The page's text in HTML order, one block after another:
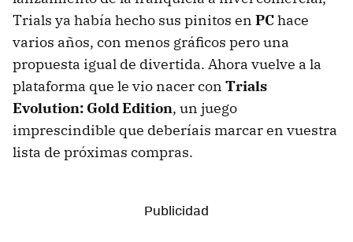
Trials ya había hecho sus pinitos en PChace
varios años, con menos gráficos pero una
propuesta igual de divertida. Ahora vuelve a la
plataforma que le vio nacer con Trials
Evolution: Gold Edition, un juego
imprescindible que deberíais marcar en vuestra
lista de próximas compras.